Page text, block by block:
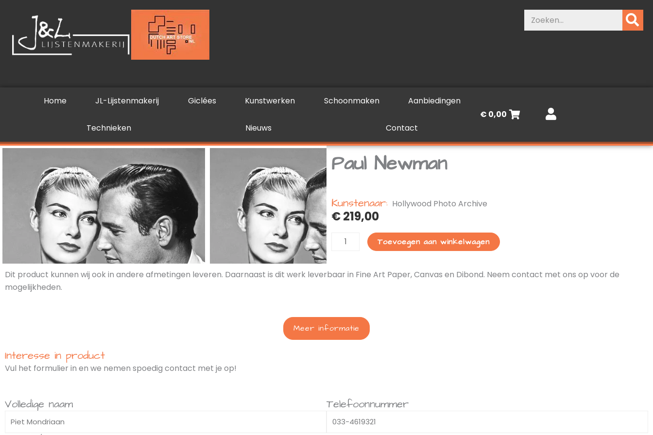
inhoud
Zoeken
Home JL-Lijstenmakerij Giclées Kunstwerken Schoonmaken Aanbiedingen
Technieken Nieuws Contact
€ 0,00
Paul Newman
Kunstenaar: Hollywood Photo Archive
€219,00
Paul
Newman
Toevoegen aan winkelwagen
Dit product kunnen wij ook in andere afmetingen leveren. Daarnaast is dit werk leverbaar in Fine Art Paper, Canvas en Dibond. Neem contact met ons op voor de
mogelijkheden.
Meer informatie
Interesse in product
Vul het formulier in en we nemen spoedig contact met je op!
Volledige naam Telefoonnummer